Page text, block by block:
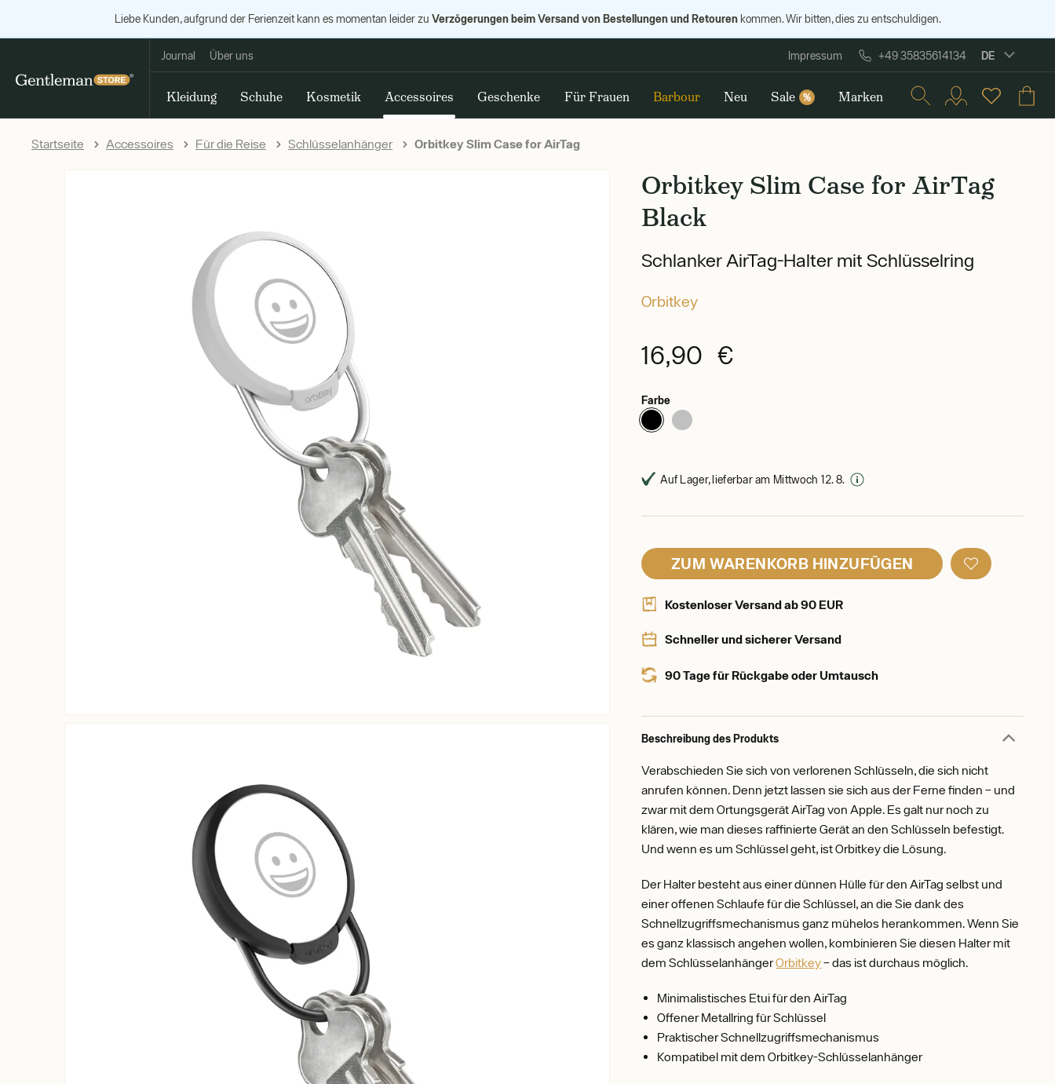
Liebe Kunden, aufgrund der Ferienzeit kann es momentan leider zu Verzögerungen beim Versand von Bestellungen und Retourenkommen. Wir bitten, dies zu entschuldigen.
Journal Über uns Impressum +49 35835614134 DE
Kleidung Schuhe Kosmetik Accessoires Geschenke Für Frauen Barbour Neu Sale % Marken
Startseite Accessoires Für die Reise Schlüsselanhänger Orbitkey Slim Case for AirTag
Orbitkey Slim Case for AirTag
Black
Schlanker AirTag-Halter mit Schlüsselring
Orbitkey
16,90 €
Farbe
Auf Lager, lieferbar am Mittwoch 12. 8.
ZUM WARENKORB HINZUFÜGEN
Kostenloser Versand ab 90 EUR
Schneller und sicherer Versand
90 Tage für Rückgabe oder Umtausch
Beschreibung des Produkts
Verabschieden Sie sich von verlorenen Schlüsseln, die sich nicht
anrufen können. Denn jetzt lassen sie sich aus der Ferne finden – und
zwar mit dem Ortungsgerät AirTag von Apple. Es galt nur noch zu
klären, wie man dieses raffinierte Gerät an den Schlüsseln befestigt.
Und wenn es um Schlüssel geht, ist Orbitkey die Lösung.
Der Halter besteht aus einer dünnen Hülle für den AirTag selbst und
einer offenen Schlaufe für die Schlüssel, an die Sie dank des
Schnellzugriffsmechanismus ganz mühelos herankommen. Wenn Sie
es ganz klassisch angehen wollen, kombinieren Sie diesen Halter mit
dem SchlüsselanhängerOrbitkey– das ist durchaus möglich.
Minimalistisches Etui für den AirTag
Offener Metallring für Schlüssel
Praktischer Schnellzugriffsmechanismus
Kompatibel mit dem Orbitkey-Schlüsselanhänger